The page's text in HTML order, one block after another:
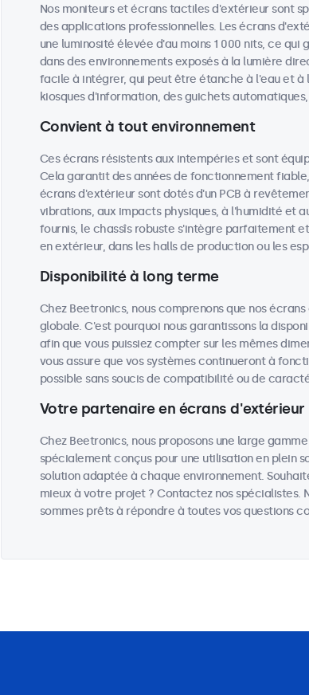
Nos moniteurs et écrans tactiles d'extérieur sont
des applications professionnelles. Les écrans
une luminosité élevée d'au moins 1 000 nits, ce
dans des environnements exposés à la lumière
facile à intégrer, qui peut être étanche à l'eau et à
kiosques d'information, des guichets
Convient à tout environnement
Ces écrans résistents aux intempéries et sont
Cela garantit des années de fonctionnement
écrans d'extérieur sont dotés d'un PCB à
vibrations, aux impacts physiques, à l'humidité et
fournis, le chassîs robuste s'intègre parfaitement
en extérieur, dans les halls de production ou les
Disponibilité à long terme
Chez Beetronics, nous comprenons que nos
globale. C'est pourquoi nous garantissons la
afin que vous puissiez compter sur les mêmes
vous assure que vos systèmes continueront à
possible sans soucis de compatibilité ou de
Votre partenaire en écrans d'extérieur
Chez Beetronics, nous proposons une large
spécialement conçus pour une utilisation en plein
solution adaptée à chaque environnement.
mieux à votre projet ? Contactez nos spécialistes.
sommes prêts à répondre à toutes vos questions